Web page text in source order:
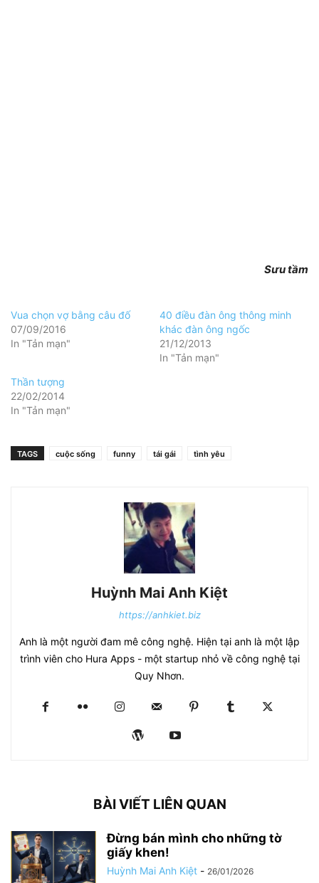
Sưu tầm
Vua chọn vợ bằng câu đố
07/09/2016
In "Tản mạn"
40 điều đàn ông thông minh
khác đàn ông ngốc
21/12/2013
In "Tản mạn"
Thần tượng
22/02/2014
In "Tản mạn"
TAGS cuộc sống funny tái gái tình yêu
Huỳnh Mai Anh Kiệt
https://anhkiet.biz
Anh là một người đam mê công nghệ. Hiện tại anh là một lập
trình viên cho Hura Apps - một startup nhỏ về công nghệ tại
Quy Nhơn.
BÀI VIẾT LIÊN QUAN
Đừng bán mình cho những tờ
giấy khen!
Huỳnh Mai Anh Kiệt - 26/01/2026